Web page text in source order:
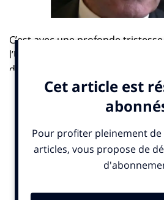
C’est avec une profonde
l’Union de la Publicité
du décès de Stéphane
depuis l’an 2000.
Témoin avisé de son époque par
pour sa grande expertise, son
aussi son sens de l’écoute.
ans pour la communication
la promotion de la créativité du